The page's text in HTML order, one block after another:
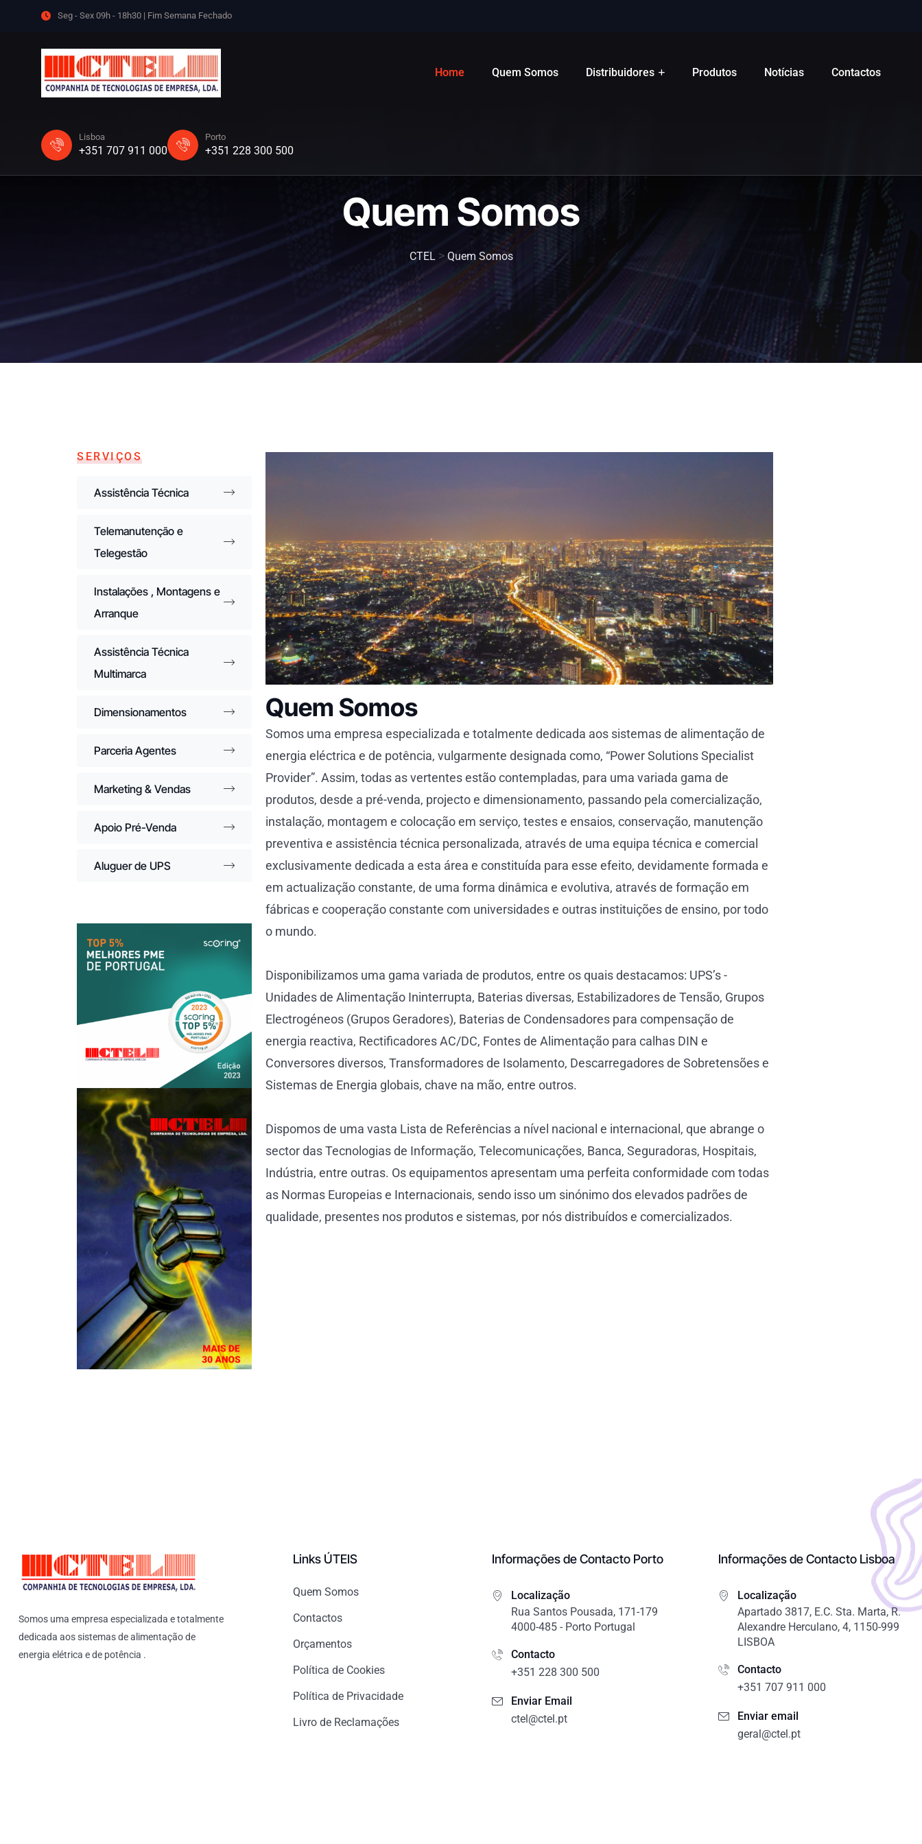
Seg - Sex 09h - 18h30 | Fim Semana Fechado
Home Quem Somos Distribuidores Produtos Notícias Contactos
Lisboa
+351 707 911 000
Porto
+351 228 300 500
Quem Somos
CTEL > Quem Somos
SERVIÇOS
Assistência Técnica
Telemanutenção e
Telegestão
Instalações , Montagens e
Arranque
Assistência Técnica
Multimarca
Dimensionamentos
Parceria Agentes
Marketing & Vendas
Apoio Pré-Venda
Aluguer de UPS
Quem Somos
Somos uma empresa especializada e totalmente dedicada aos sistemas de alimentação de
energia eléctrica e de potência, vulgarmente designada como, “Power Solutions Specialist
Provider”. Assim, todas as vertentes estão contempladas, para uma variada gama de
produtos, desde a pré-venda, projecto e dimensionamento, passando pela comercialização,
instalação, montagem e colocação em serviço, testes e ensaios, conservação, manutenção
preventiva e assistência técnica personalizada, através de uma equipa técnica e comercial
exclusivamente dedicada a esta área e constituída para esse efeito, devidamente formada e
em actualização constante, de uma forma dinâmica e evolutiva, através de formação em
fábricas e cooperação constante com universidades e outras instituições de ensino, por todo
o mundo.
Disponibilizamos uma gama variada de produtos, entre os quais destacamos: UPS’s -
Unidades de Alimentação Ininterrupta, Baterias diversas, Estabilizadores de Tensão, Grupos
Electrogéneos (Grupos Geradores), Baterias de Condensadores para compensação de
energia reactiva, Rectificadores AC/DC, Fontes de Alimentação para calhas DIN e
Conversores diversos, Transformadores de Isolamento, Descarregadores de Sobretensões e
Sistemas de Energia globais, chave na mão, entre outros.
Dispomos de uma vasta Lista de Referências a nível nacional e internacional, que abrange o
sector das Tecnologias de Informação, Telecomunicações, Banca, Seguradoras, Hospitais,
Indústria, entre outras. Os equipamentos apresentam uma perfeita conformidade com todas
as Normas Europeias e Internacionais, sendo isso um sinónimo dos elevados padrões de
qualidade, presentes nos produtos e sistemas, por nós distribuídos e comercializados.
Somos uma empresa especializada e totalmente
dedicada aos sistemas de alimentação de
energia elétrica e de potência .
Links ÚTEIS
Quem Somos
Contactos
Orçamentos
Política de Cookies
Política de Privacidade
Livro de Reclamações
Informações de Contacto Porto
Localização
Rua Santos Pousada, 171-179
4000-485 - Porto Portugal
Contacto
+351 228 300 500
Enviar Email
ctel@ctel.pt
Informações de Contacto Lisboa
Localização
Apartado 3817, E.C. Sta. Marta, R.
Alexandre Herculano, 4, 1150-999
LISBOA
Contacto
+351 707 911 000
Enviar email
geral@ctel.pt